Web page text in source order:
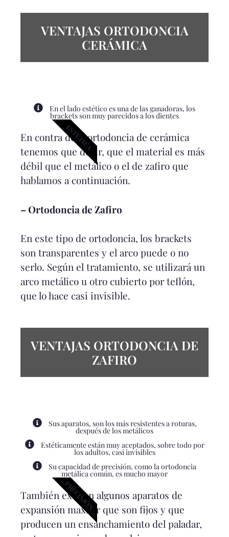
VENTAJAS ORTODONCIA
CERÁMICA
En el lado estético es una de las ganadoras, los
brackets son muy parecidos a los dientes
ESTÉTICA
En contra de la ortodoncia de cerámica
tenemos que decir, que el material es más
débil que el metálico o el de zafiro que
hablamos a continuación.
– Ortodoncia de Zafiro
En este tipo de ortodoncia, los brackets
son transparentes y el arco puede o no
serlo. Según el tratamiento, se utilizará un
arco metálico u otro cubierto por teflón,
que lo hace casi invisible.
VENTAJAS ORTODONCIA DE
ZAFIRO
Sus aparatos, son los más resistentes a roturas,
después de los metálicos
Estéticamente están muy aceptados, sobre todo por
los adultos, casi invisibles
Su capacidad de precisión, como la ortodoncia
metálica común, es mucho mayor
PRECISIÓN
También existen algunos aparatos de
expansión maxilar que son fijos y que
producen un ensanchamiento del paladar,